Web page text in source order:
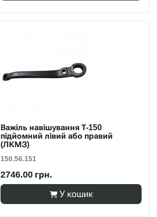
Важіль навішування Т-150
підйомний лівий або правий
(ЛКМЗ)
150.56.151
2746.00 грн.
У кошик